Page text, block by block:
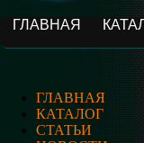
ГЛАВНАЯ
ГЛАВНАЯ
КАТАЛОГ
СТАТЬИ